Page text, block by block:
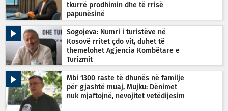
tkurrë prodhimin dhe të rrisë
papunësinë
Sogojeva: Numri i turistëve në
Kosovë rritet çdo vit, duhet të
themelohet Agjencia Kombëtare e
Turizmit
Mbi 1300 raste të dhunës në familje
për gjashtë muaj, Mujku: Dënimet
nuk mjaftojnë, nevojitet vetëdijesim